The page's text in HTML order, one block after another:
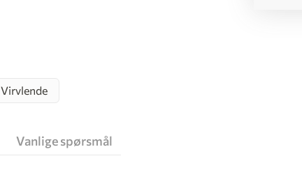
Virvlende
Vanlige spørsmål